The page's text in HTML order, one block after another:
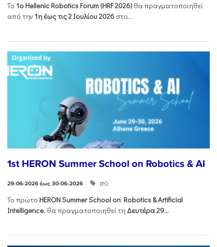
Το 1ο Hellenic Robotics Forum (HRF2026) θα πραγματοποιηθεί
από την 1η έως τις 2 Ιουλίου 2026 στο...
1st HERON Summer School on Robotics & AI
29-06-2026 έως 30-06-2026 ΙΡΟ
Το πρώτο HERONSummerSchool on Robotics &Artificial
Intelligence, θα πραγματοποιηθεί τη Δευτέρα 29...